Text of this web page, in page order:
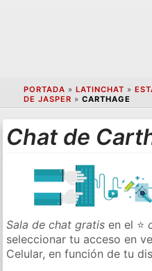
PORTADA » LATINCHAT »
DE JASPER » CARTHAGE
Chat de
Sala de chat gratis en el ⭐
seleccionar tu acceso en
Celular, en función de tu